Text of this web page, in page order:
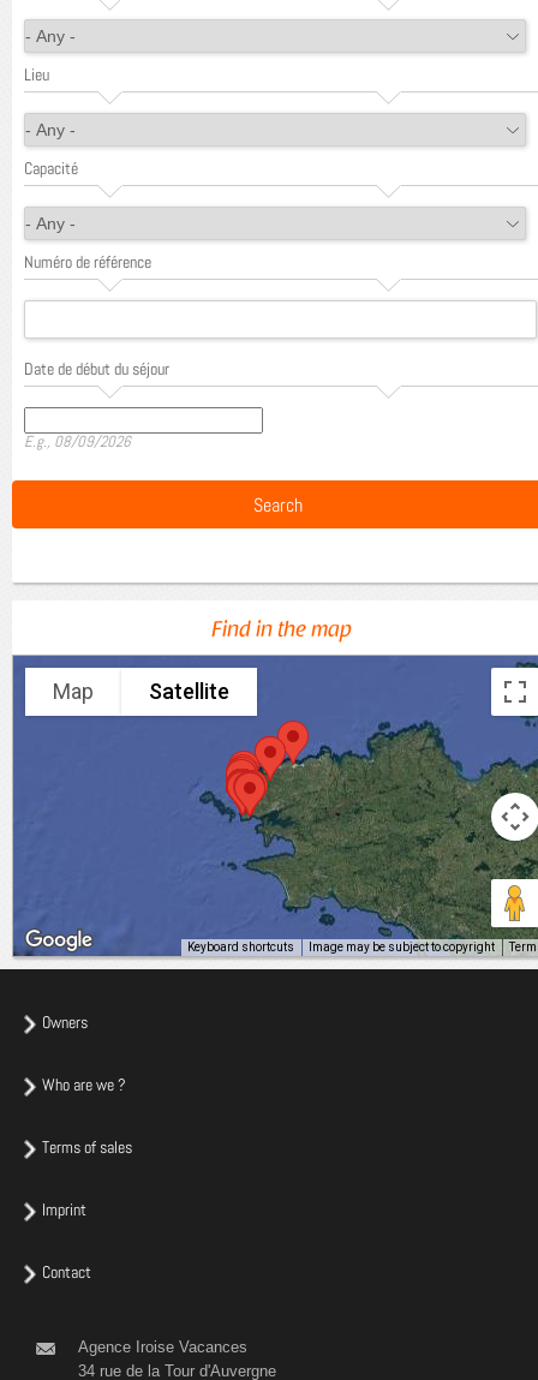
Lieu
Capacité
Numéro de référence
Date de début du séjour
E.g., 08/09/2026
Find in the map
Map Satellite
Keyboard shortcuts Image may be subject to copyright
Owners
Who are we ?
Terms of sales
Imprint
Contact
Agence Iroise Vacances
34 rue de la Tour d'Auvergne